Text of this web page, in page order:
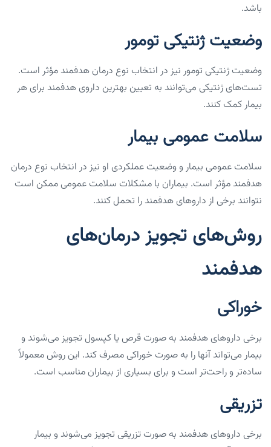
باشد.
وضعیت ژنتیکی تومور
وضعیت ژنتیکی تومور نیز در انتخاب نوع درمان هدفمند مؤثر است.
تست‌های ژنتیکی می‌توانند به تعیین بهترین داروی هدفمند برای هر
بیمار کمک کنند.
سلامت عمومی بیمار
سلامت عمومی بیمار و وضعیت عملکردی او نیز در انتخاب نوع درمان
هدفمند مؤثر است. بیماران با مشکلات سلامت عمومی ممکن است
نتوانند برخی از داروهای هدفمند را تحمل کنند.
روش‌های تجویز درمان‌های
هدفمند
خوراکی
برخی داروهای هدفمند به صورت قرص یا کپسول تجویز می‌شوند و
بیمار می‌تواند آنها را به صورت خوراکی مصرف کند. این روش معمولاً
ساده‌تر و راحت‌تر است و برای بسیاری از بیماران مناسب است.
تزریقی
برخی داروهای هدفمند به صورت تزریقی تجویز می‌شوند و بیمار